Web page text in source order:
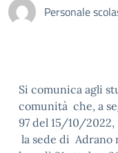
Personale
Si comunica agli
comunità che, a
97 del 15/10/
la sede di Adrano